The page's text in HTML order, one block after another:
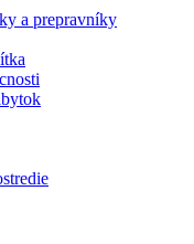
a prepravníky